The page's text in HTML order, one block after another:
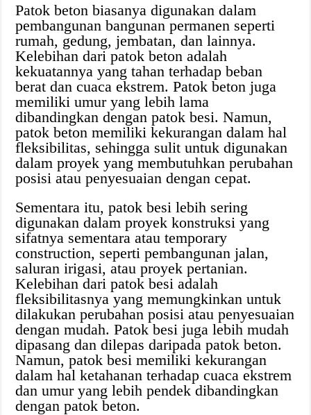
Patok beton biasanya digunakan dalam
pembangunan bangunan permanen seperti
rumah, gedung, jembatan, dan lainnya.
Kelebihan dari patok beton adalah
kekuatannya yang tahan terhadap beban
berat dan cuaca ekstrem. Patok beton juga
memiliki umur yang lebih lama
dibandingkan dengan patok besi. Namun,
patok beton memiliki kekurangan dalam hal
fleksibilitas, sehingga sulit untuk digunakan
dalam proyek yang membutuhkan perubahan
posisi atau penyesuaian dengan cepat.
Sementara itu, patok besi lebih sering
digunakan dalam proyek konstruksi yang
sifatnya sementara atau temporary
construction, seperti pembangunan jalan,
saluran irigasi, atau proyek pertanian.
Kelebihan dari patok besi adalah
fleksibilitasnya yang memungkinkan untuk
dilakukan perubahan posisi atau penyesuaian
dengan mudah. Patok besi juga lebih mudah
dipasang dan dilepas daripada patok beton.
Namun, patok besi memiliki kekurangan
dalam hal ketahanan terhadap cuaca ekstrem
dan umur yang lebih pendek dibandingkan
dengan patok beton.